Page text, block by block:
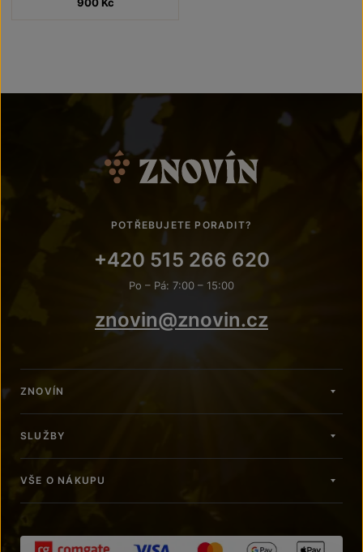
POTŘEBUJETE PORADIT?
+420 515 266 620
Po – Pá: 7:00 – 15:00
znovin@znovin.cz
ZNOVÍN
SLUŽBY
VŠE O NÁKUPU